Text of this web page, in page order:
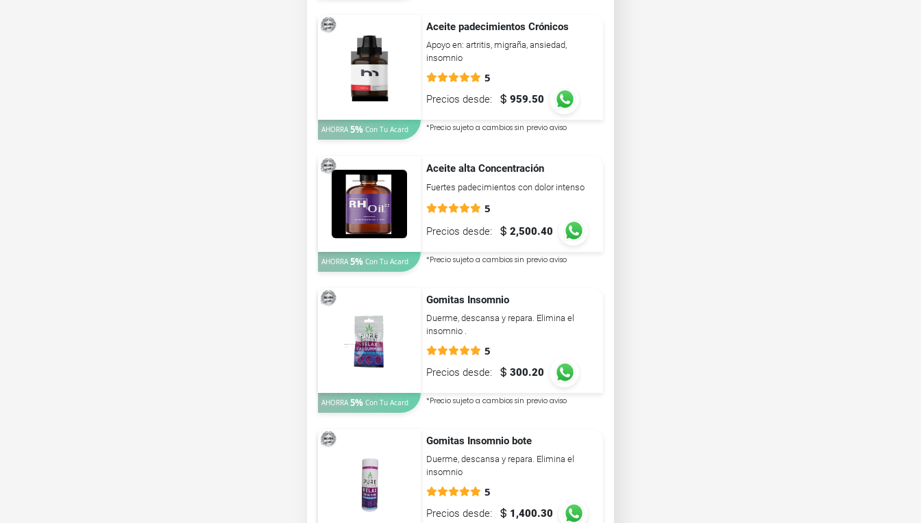
Aceite padecimientos Crónicos
Apoyo en: artritis, migraña, ansiedad,
insomnio
5
Precios desde: 959.50
AHORRA 5% Con Tu Acard *Precio sujeto a cambios sin previo aviso
Aceite alta Concentración
Fuertes padecimientos con dolor intenso
5
Precios desde: 2,500.40
AHORRA 5% Con Tu Acard *Precio sujeto a cambios sin previo aviso
Gomitas Insomnio
Duerme, descansa y repara. Elimina el
insomnio .
5
Precios desde: 300.20
AHORRA 5% Con Tu Acard *Precio sujeto a cambios sin previo aviso
Gomitas Insomnio bote
Duerme, descansa y repara. Elimina el
insomnio
5
Precios desde: 1,400.30